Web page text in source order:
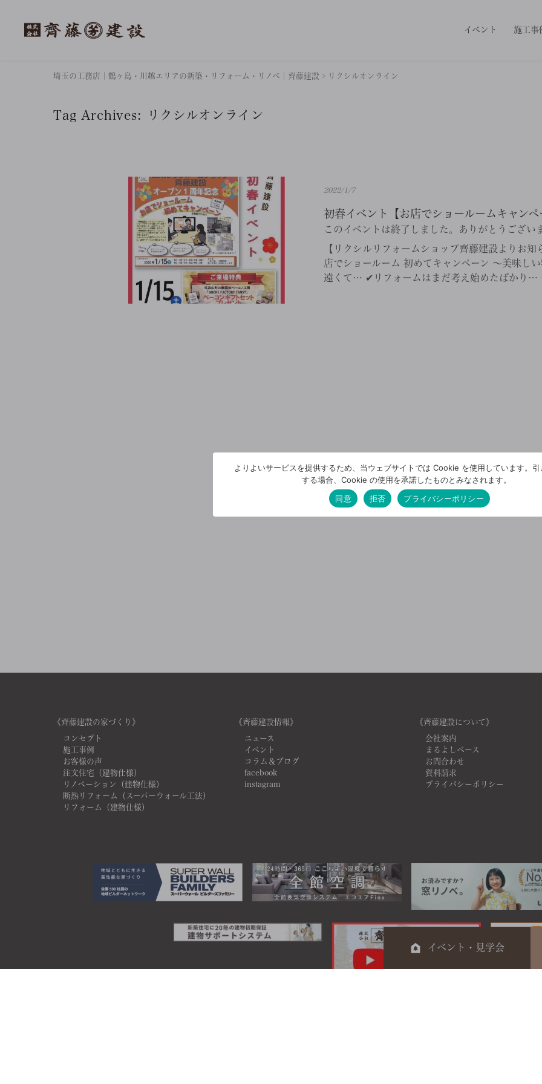
イベント 施工事
埼玉の工務店｜鶴ヶ島・川越エリアの新築・リフォーム・リノベ｜齊藤建設 > リクシルオンライン
Tag Archives: リクシルオンライン
2022/1/7
初春イベント【お店でショールームキャンペ
このイベントは終了しました。ありがとうござい
【リクシルリフォームショップ齊藤建設より
店でショールーム 初めてキャンペーン 〜美味し
遠くて… ✔︎リフォームはまだ考え始めたばかり
《齊藤建設の家づくり》
コンセプト
施工事例
お客様の声
注文住宅（建物仕様）
リノベーション（建物仕様）
断熱リフォーム（スーパーウォール工法）
リフォーム（建物仕様）
《齊藤建設情報》
ニュース
イベント
コラム＆ブログ
facebook
instagram
《齊藤建設について》
会社案内
まるよしベース
お問合わせ
資料請求
プライバシーポリシー
イベント・見学会
よりよいサービスを提供するため、当ウェブサイトでは Cookie を使用しています。引
する場合、Cookie の使用を承諾したものとみなされます。
同意
拒否 プライバシーポリシー